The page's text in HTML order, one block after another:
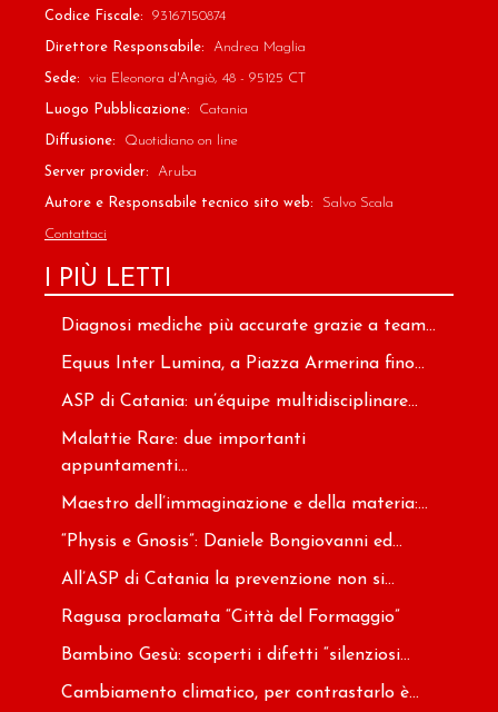
Codice Fiscale: 93167150874
Direttore Responsabile: Andrea Maglia
Sede: via Eleonora d'Angiò, 48 - 95125 CT
Luogo Pubblicazione: Catania
Diffusione: Quotidiano on line
Server provider: Aruba
Autore e Responsabile tecnico sito web: Salvo Scala
Contattaci
I PIÙ LETTI
Diagnosi mediche più accurate grazie a team...
Equus Inter Lumina, a Piazza Armerina fino...
ASP di Catania: un’équipe multidisciplinare...
Malattie Rare: due importanti
appuntamenti...
Maestro dell’immaginazione e della materia:...
“Physis e Gnosis”: Daniele Bongiovanni ed...
All’ASP di Catania la prevenzione non si...
Ragusa proclamata “Città del Formaggio”
Bambino Gesù: scoperti i difetti “silenziosi...
Cambiamento climatico, per contrastarlo è...